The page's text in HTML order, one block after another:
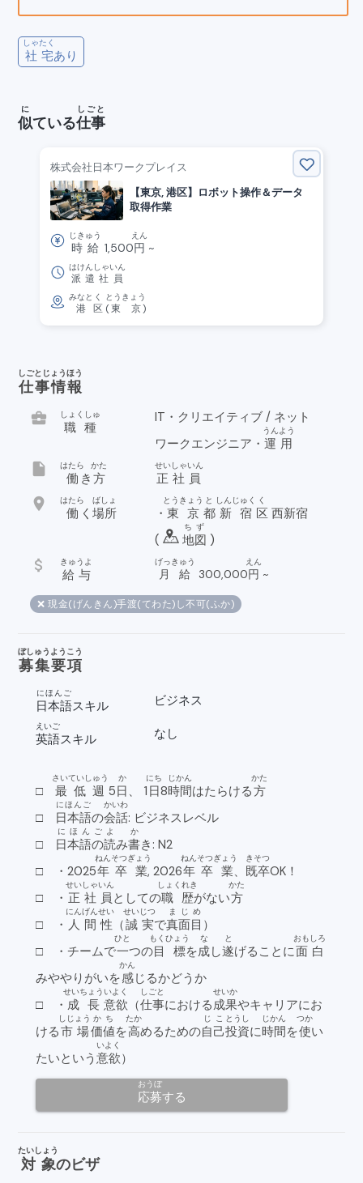
社宅
しゃたく
あり
似
に
ている仕事
しごと
株式会社日本ワークプレイス
【東京, 港区】ロボット操作＆データ
取得作業
時給
じきゅう
1,500円
えん
~
派遣社員
はけんしゃいん
港
みなと
区
く
(東京
とうきょう
)
仕事情報
しごとじょうほう
business_center
職種
しょくしゅ
IT・クリエイティブ / ネット
ワークエンジニア・ 運用
うんよう
insert_drive_file
働
はたら
き 方
かた
正社員
せいしゃいん
location_on
働
はたら
く場所
ばしょ
・ 東京
とうきょう
都
と
新宿
しんじゅく
区
く
西新宿
(
地図
ちず
)
attach_money
給与
きゅうよ
月給
げっきゅう
300,000円
えん
~
❌ 現金(げんきん)手渡(てわた)し不可(ふか)
募集要項
ぼしゅうようこう
日本語
にほんご
スキル ビジネス
英語
えいご
スキル なし
□最低週
さいていしゅう
5日
か
、 1 日
にち
8時間
じかん
はたらける方
かた
□ 日本語
にほんご
の会話
かいわ
: ビジネスレベル
□ 日本語の
にほんご
読
よ
み書
か
き: N2
□ ・2025年
ねん
卒業
そつぎょう
, 2026年
ねん
卒業
そつぎょう
、 既卒
きそつ
OK！
□ ・ 正社員
せいしゃいん
としての職歴
しょくれき
がない方
かた
□ ・ 人間性
にんげんせい
（誠実
せいじつ
で真面目
まじめ
）
□ ・チームで一
ひと
つの目標
もくひょう
を成
な
し遂
と
げることに面白
おもしろ
みややりがいを感
かん
じるかどうか
□ ・ 成長
せいちょう
意欲
いよく
（仕事
しごと
における成果
せいか
やキャリアにお
ける市場
しじょう
価値
かち
を高
たか
めるための自己
じこ
投資
とうし
に時間
じかん
を使
つか
い
たいという意欲
いよく
）
応募
おうぼ
する
対象
たいしょう
のビザ